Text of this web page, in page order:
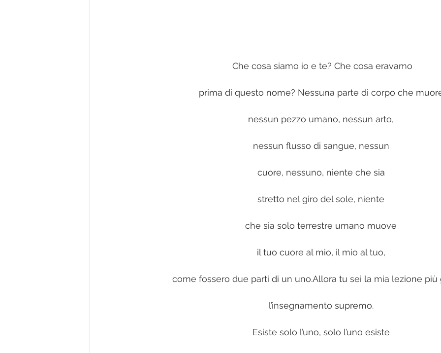
Che cosa siamo io e te? Che cosa eravamo
prima di questo nome? Nessuna parte di corpo che
nessun pezzo umano, nessun arto,
nessun flusso di sangue, nessun
cuore, nessuno, niente che sia
stretto nel giro del sole, niente
che sia solo terrestre umano muove
il tuo cuore al mio, il mio al tuo,
come fossero due parti di un uno.Allora tu sei la mia lezione più
l’insegnamento supremo.
Esiste solo l’uno, solo l’uno esiste